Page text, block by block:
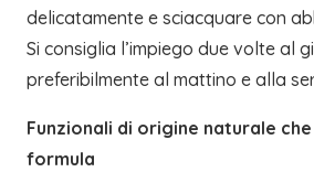
delicatamente e sciacquare con
Si consiglia l’impiego due volte al
preferibilmente al mattino e alla
Funzionali di origine naturale
formula